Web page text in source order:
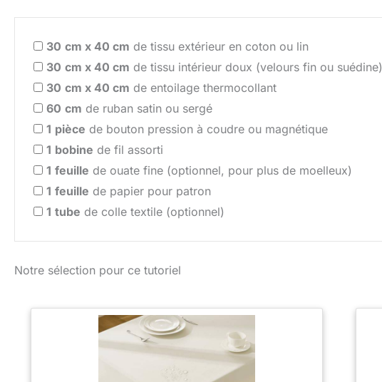
30 cm x 40 cm de tissu extérieur en coton ou lin
30 cm x 40 cm de tissu intérieur doux (velours fin ou suédine)
30 cm x 40 cm de entoilage thermocollant
60 cm de ruban satin ou sergé
1 pièce de bouton pression à coudre ou magnétique
1 bobine de fil assorti
1 feuille de ouate fine (optionnel, pour plus de moelleux)
1 feuille de papier pour patron
1 tube de colle textile (optionnel)
Notre sélection pour ce tutoriel